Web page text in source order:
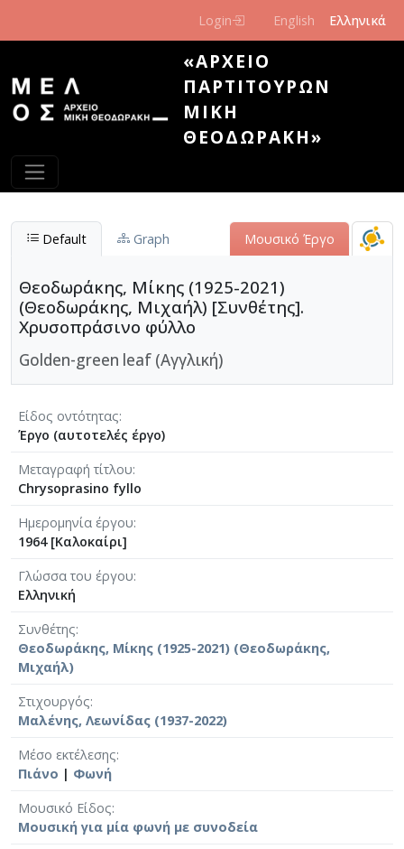
Login English Ελληνικά
«ΑΡΧΕΊΟ
ΠΑΡΤΙΤΟΎΡΩΝ
ΜΊΚΗ
ΘΕΟΔΩΡΆΚΗ»
Default Graph Μουσικό Έργο
Θεοδωράκης, Μίκης (1925-2021)
(Θεοδωράκης, Μιχαήλ) [Συνθέτης].
Χρυσοπράσινο φύλλο
Golden-green leaf (Αγγλική)
Είδος οντότητας
Έργο (αυτοτελές έργο)
Μεταγραφή τίτλου
Chrysoprasino fyllo
Ημερομηνία έργου
1964 [Καλοκαίρι]
Γλώσσα του έργου
Ελληνική
Συνθέτης
Θεοδωράκης, Μίκης (1925-2021) (Θεοδωράκης,
Μιχαήλ)
Στιχουργός
Μαλένης, Λεωνίδας (1937-2022)
Μέσο εκτέλεσης
Πιάνο | Φωνή
Μουσικό Είδος
Μουσική για μία φωνή με συνοδεία